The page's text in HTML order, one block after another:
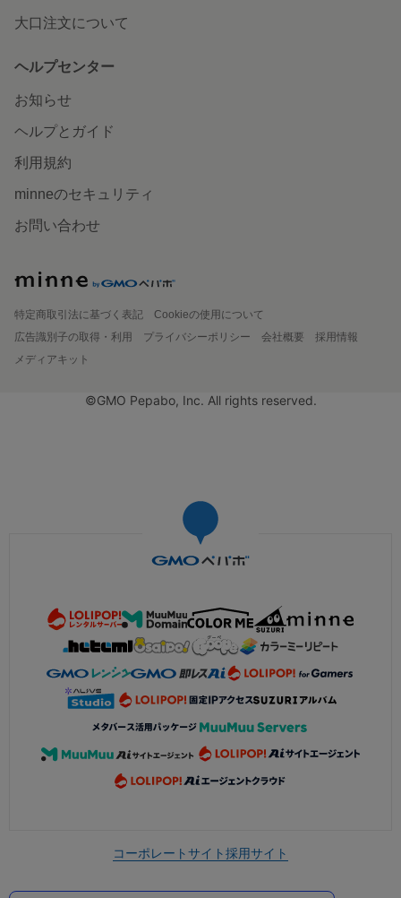
大口注文について
ヘルプセンター
お知らせ
ヘルプとガイド
利用規約
minneのセキュリティ
お問い合わせ
特定商取引法に基づく表記
Cookieの使用について
広告識別子の取得・利用
プライバシーポリシー 会社概要
採用情報
メディアキット
©GMO Pepabo, Inc. All rights reserved.
コーポレートサイト採用サイト